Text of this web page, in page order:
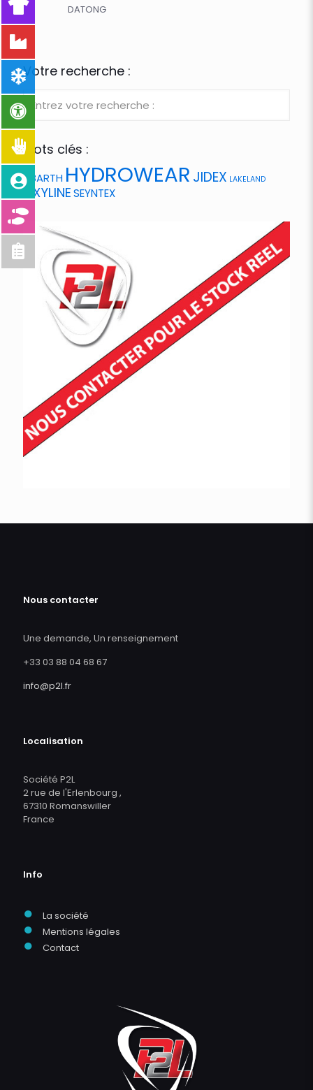
DATONG
Votre recherche :
Mots clés :
ABARTH HYDROWEAR JIDEX LAKELAND
OXYLINESEYNTEX
Nous contacter
Une demande, Un renseignement
+33 03 88 04 68 67
info@p2l.fr
Localisation
Société P2L
2 rue de l'Erlenbourg ,
67310 Romanswiller
France
Info
● La société
● Mentions légales
● Contact